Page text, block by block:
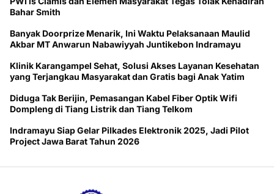
Bahar Smith
Banyak Doorprize Menarik, Ini Waktu Pelaksanaan Maulid
Akbar MT Anwarun Nabawiyyah Juntikebon Indramayu
Klinik Karangampel Sehat, Solusi Akses Layanan Kesehatan
yang Terjangkau Masyarakat dan Gratis bagi Anak Yatim
Diduga Tak Berijin, Pemasangan Kabel Fiber Optik Wifi
Dompleng di Tiang Listrik dan Tiang Telkom
Indramayu Siap Gelar Pilkades Elektronik 2025, Jadi Pilot
Project Jawa Barat Tahun 2026